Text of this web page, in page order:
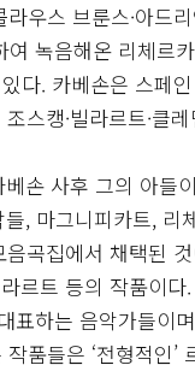
라우스 브룬스·아
여 녹음해온 리체르
다. 카베손은 스페
스캥·빌라르트·클
베손 사후 그의 아
, 마그니피카트,
곡집에서 채택된
르트 등의 작품이
표하는 음악가들이
품들은 ‘전형적인